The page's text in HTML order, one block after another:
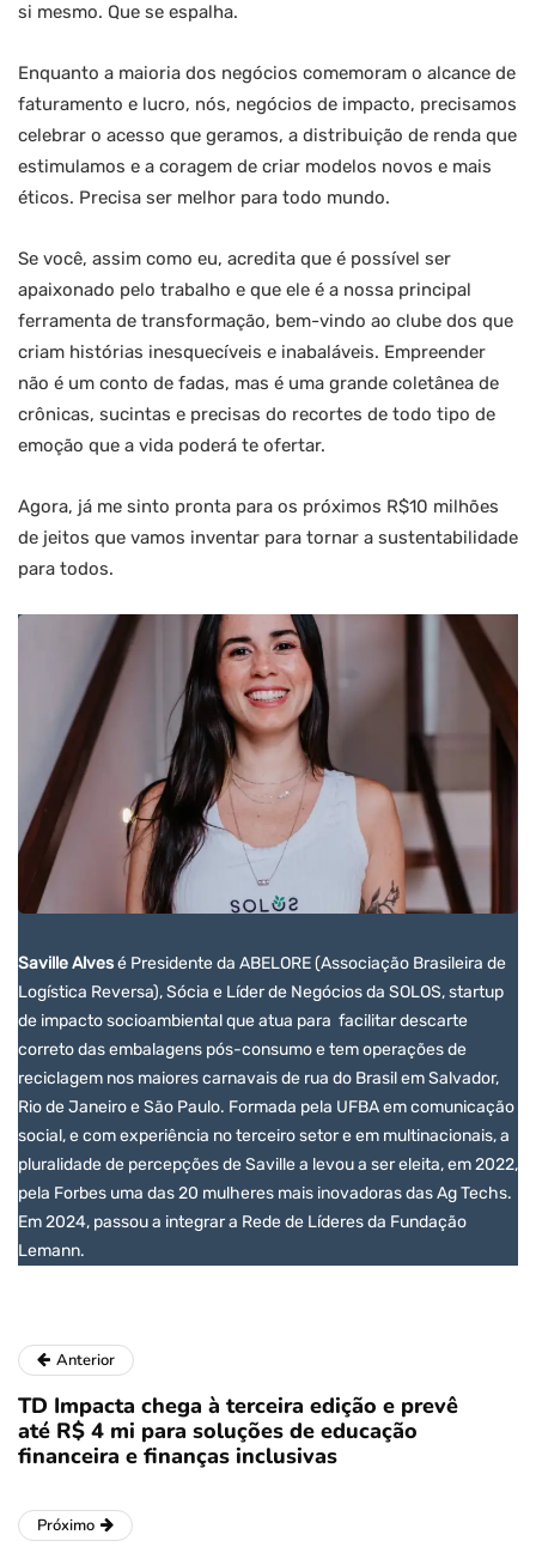
si mesmo. Que se espalha.
Enquanto a maioria dos negócios comemoram o alcance de
faturamento e lucro, nós, negócios de impacto, precisamos
celebrar o acesso que geramos, a distribuição de renda que
estimulamos e a coragem de criar modelos novos e mais
éticos. Precisa ser melhor para todo mundo.
Se você, assim como eu, acredita que é possível ser
apaixonado pelo trabalho e que ele é a nossa principal
ferramenta de transformação, bem-vindo ao clube dos que
criam histórias inesquecíveis e inabaláveis. Empreender
não é um conto de fadas, mas é uma grande coletânea de
crônicas, sucintas e precisas do recortes de todo tipo de
emoção que a vida poderá te ofertar.
Agora, já me sinto pronta para os próximos R$10 milhões
de jeitos que vamos inventar para tornar a sustentabilidade
para todos.
Saville Alvesé Presidente da ABELORE (Associação Brasileira de
Logística Reversa), Sócia e Líder de Negócios da SOLOS, startup
de impacto socioambiental que atua para facilitar descarte
correto das embalagens pós-consumo e tem operações de
reciclagem nos maiores carnavais de rua do Brasil em Salvador,
Rio de Janeiro e São Paulo. Formada pela UFBA em comunicação
social, e com experiência no terceiro setor e em multinacionais, a
pluralidade de percepções de Saville a levou a ser eleita, em 2022,
pela Forbes uma das 20 mulheres mais inovadoras das Ag Techs.
Em 2024, passou a integrar a Rede de Líderes da Fundação
Lemann.
Anterior
TD Impacta chega à terceira edição e prevê
até R$ 4 mi para soluções de educação
financeira e finanças inclusivas
Próximo